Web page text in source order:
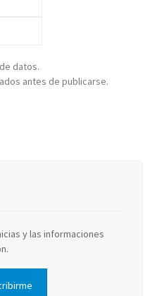
datos.
antes de publicarse.
y las informaciones